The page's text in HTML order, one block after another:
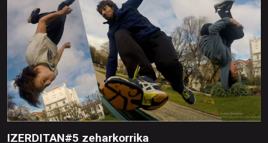
IZERDITAN#5 zeharkorrika